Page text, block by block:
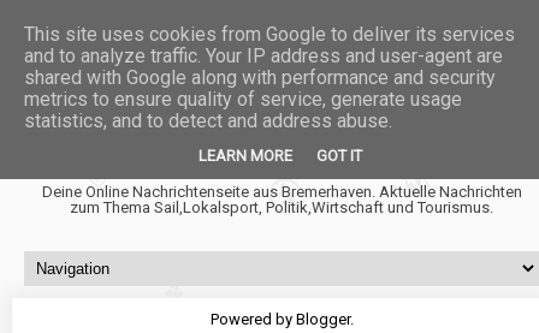
Fischtown News
Deine Online Nachrichtenseite aus Bremerhaven. Aktuelle Nachrichten
zum Thema Sail,Lokalsport, Politik,Wirtschaft und Tourismus.
Powered by Blogger.
This site uses cookies from Google to deliver its services
and to analyze traffic. Your IP address and user-agent are
shared with Google along with performance and security
metrics to ensure quality of service, generate usage
statistics, and to detect and address abuse.
LEARN MORE GOT IT